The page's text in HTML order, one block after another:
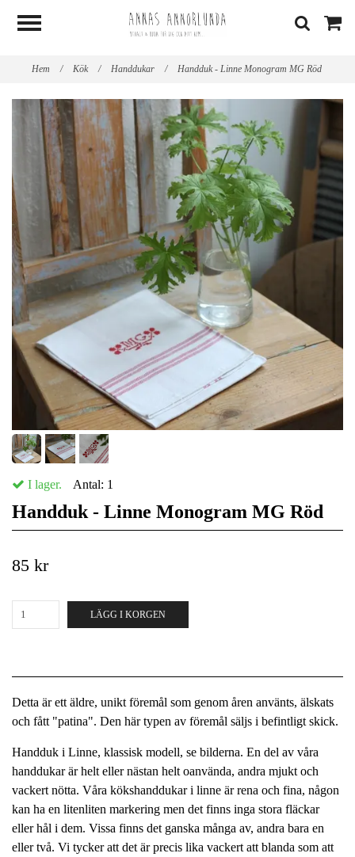
Hem / Kök / Handdukar / Handduk - Linne Monogram MG Röd
I lager. Antal: 1
Handduk - Linne Monogram MG Röd
85 kr
LÄGG I KORGEN
Detta är ett äldre, unikt föremål som genom åren använts, älskats
och fått "patina". Den här typen av föremål säljs i befintligt skick.
Handduk i Linne, klassisk modell, se bilderna. En del av våra
handdukar är helt eller nästan helt oanvända, andra mjukt och
vackert nötta. Våra kökshanddukar i linne är rena och fina, någon
kan ha en litenliten markering men det finns inga stora fläckar
eller hål i dem. Vissa finns det ganska många av, andra bara en
eller två. Vi tycker att det är precis lika vackert att blanda som att